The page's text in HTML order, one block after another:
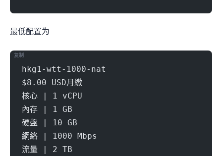
最低配置为
hkg1-wtt-1000-nat
$8.00 USD月繳
核心 | 1 vCPU
內存 | 1 GB
硬盤 | 10 GB
網絡 | 1000 Mbps
流量 | 2 TB
复制